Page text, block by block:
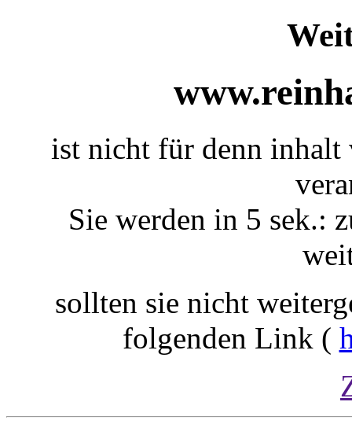
ist nicht für denn
Sie werden in 5 sek.:
sollten sie nicht
folgenden Link (